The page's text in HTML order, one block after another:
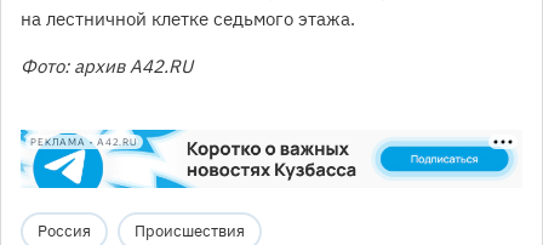
на лестничной клетке седьмого этажа.
Фото: архив А42.RU
РЕКЛАМА • A42.RU
Россия Происшествия